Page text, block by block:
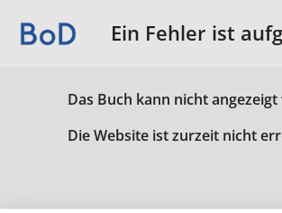
Ein Fehler ist
Das Buch kann nicht
Die Website ist zurzeit nicht